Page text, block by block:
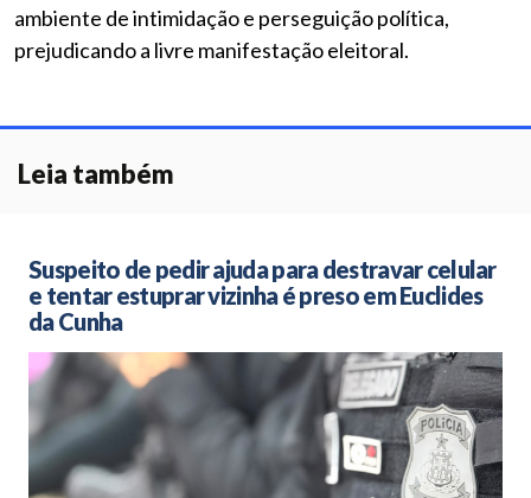
ambiente de intimidação e perseguição política,
prejudicando a livre manifestação eleitoral.
Leia também
Suspeito de pedir ajuda para destravar celular
e tentar estuprar vizinha é preso em Euclides
da Cunha